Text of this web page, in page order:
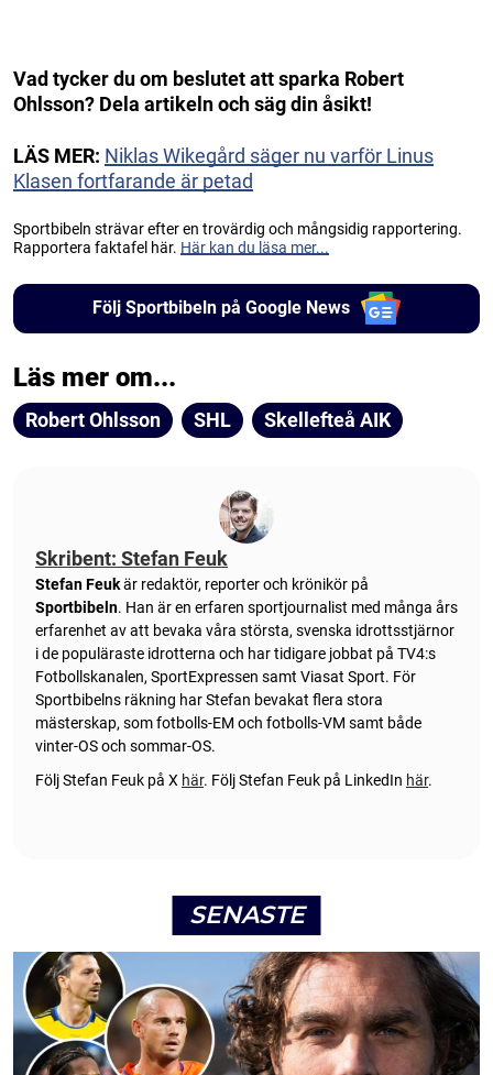
Vad tycker du om beslutet att sparka Robert
Ohlsson? Dela artikeln och säg din åsikt!
LÄS MER: Niklas Wikegård säger nu varför Linus
Klasen fortfarande är petad
Sportbibeln strävar efter en trovärdig och mångsidig rapportering.
Rapportera faktafel här. Här kan du läsa mer...
Följ Sportbibeln på Google News
Läs mer om...
Robert Ohlsson SHL Skellefteå AIK
Skribent: Stefan Feuk
Stefan Feukär redaktör, reporter och krönikör på
Sportbibeln. Han är en erfaren sportjournalist med många års
erfarenhet av att bevaka våra största, svenska idrottsstjärnor
i de populäraste idrotterna och har tidigare jobbat på TV4:s
Fotbollskanalen, SportExpressen samt Viasat Sport. För
Sportbibelns räkning har Stefan bevakat flera stora
mästerskap, som fotbolls-EM och fotbolls-VM samt både
vinter-OS och sommar-OS.
Följ Stefan Feuk på X här. Följ Stefan Feuk på LinkedIn här.
SENASTE